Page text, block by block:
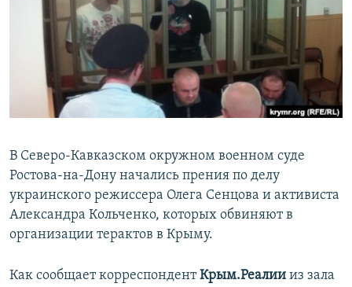
ПОБЕДИТЕЛЕЙ НЕ СУДЯТ?
КРЫМ.НЕПОКОРЕННЫЙ
ELIFBE
УКРАИНСКАЯ ПРОБЛЕМА КРЫМА
ПРИСОЕДИНЯЙТЕСЬ!
В Северо-Кавказском окружном военном суде
Ростова-на-Дону начались прения по делу
украинского режиссера Олега Сенцова и активиста
Александра Кольченко, которых обвиняют в
организации терактов в Крыму.
Как сообщает корреспондентКрым.Реалии из зала